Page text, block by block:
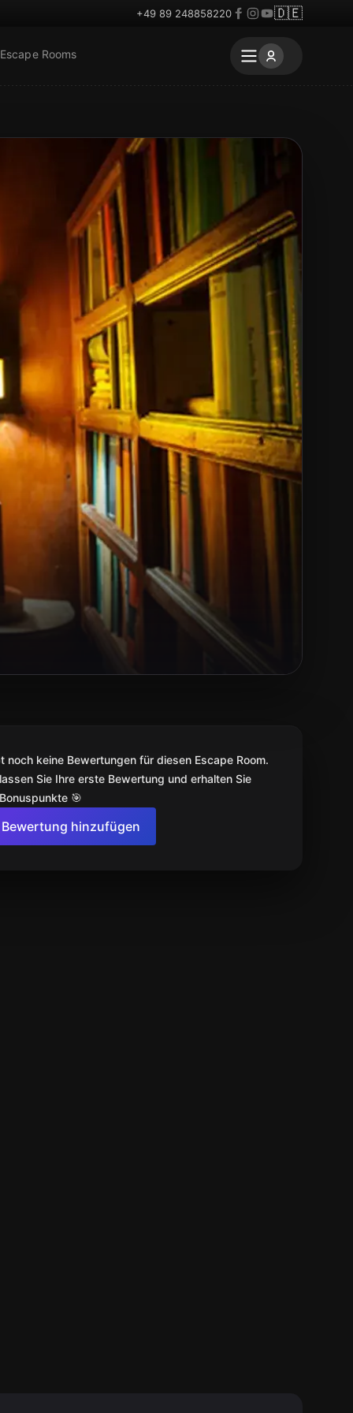
+49 89 248858220 🇩🇪
Rooms
noch keine Bewertungen für diesen Escape Room.
Sie Ihre erste Bewertung und erhalten Sie
🎯
Bewertung hinzufügen